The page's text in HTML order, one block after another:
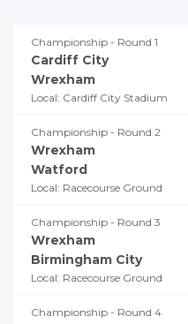
Championship - Round 1
Cardiff City
Wrexham
Local: Cardiff City Stadium
Championship - Round 2
Wrexham
Watford
Local: Racecourse Ground
Championship - Round 3
Wrexham
Birmingham City
Local: Racecourse Ground
Championship - Round 4